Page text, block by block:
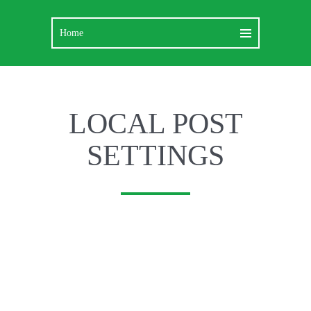
LOCAL POST
SETTINGS